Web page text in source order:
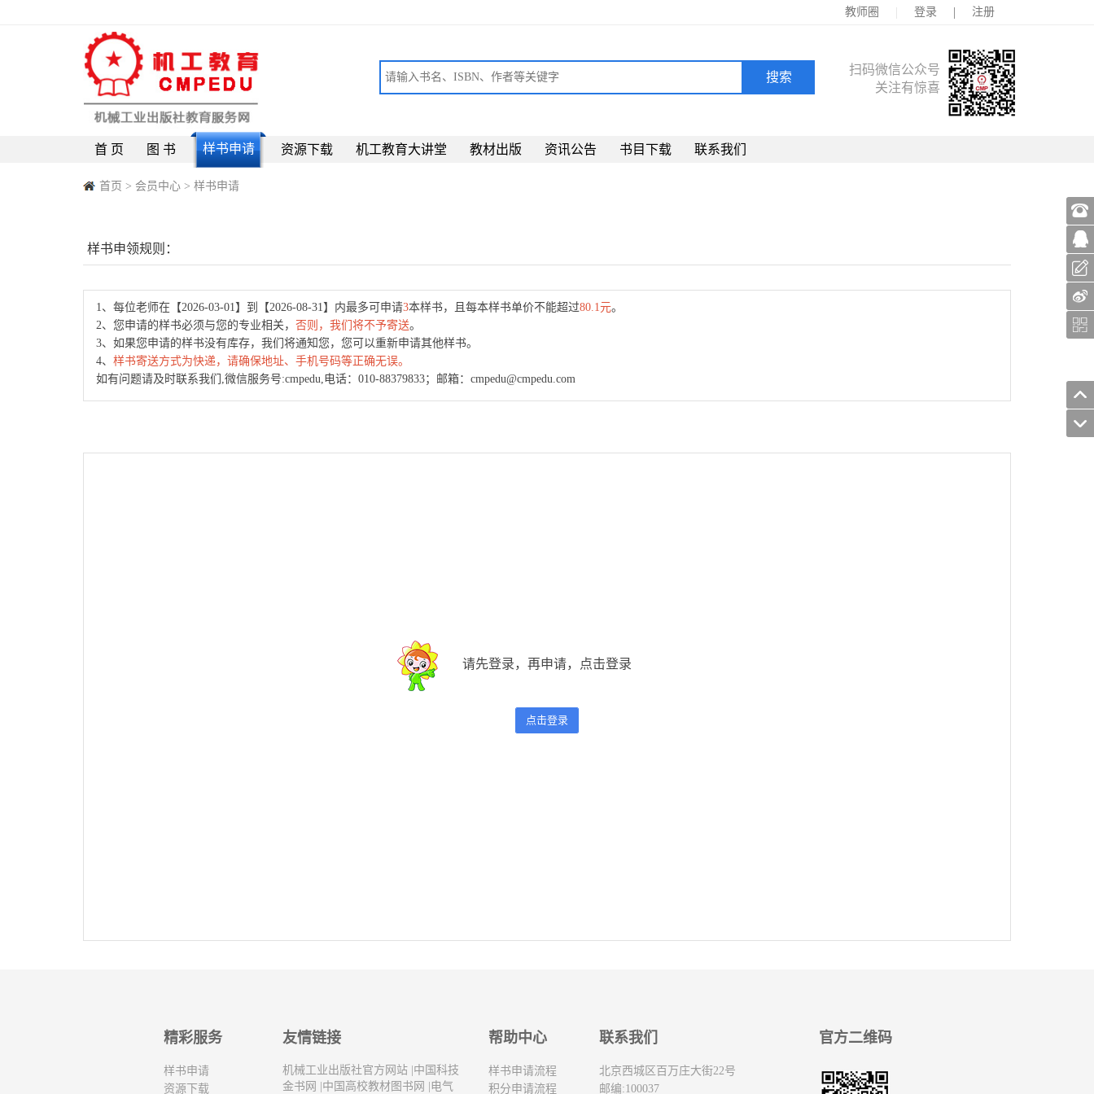
首 页 图 书 样书申请 资源下载 机工教育大讲堂 教材出版 资讯公告 书目下载 联系我们
教师圈 | 登录 | 注册
扫码微信公众号
关注有惊喜
首页 > 会员中心 > 样书申请
样书申领规则：
1、每位老师在【2026-03-01】到【2026-08-31】内最多可申请3本样书，且每本样书单价不能超过80.1元。
2、您申请的样书必须与您的专业相关， 否则，我们将不予寄送。
3、如果您申请的样书没有库存，我们将通知您，您可以重新申请其他样书。
4、 样书寄送方式为快递，请确保地址、手机号码等正确无误。
如有问题请及时联系我们,微信服务号:cmpedu,电话：010-88379833；邮箱：cmpedu@cmpedu.com
请先登录，再申请，点击登录
点击登录
精彩服务
样书申请
资源下载
友情链接
机械工业出版社官方网站 中国科技
金书网
中国高校教材图书网 电气
帮助中心
样书申请流程
积分申请流程
联系我们
北京西城区百万庄大街22号
邮编:100037
官方二维码